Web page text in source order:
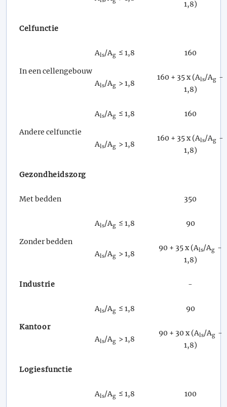
1,8)
Celfunctie
In een cellengebouw
Als/Ag≤ 1,8 160
Als/Ag> 1,8
160 + 35 x (Als/Ag-
1,8)
Andere celfunctie
Als/Ag≤ 1,8 160
Als/Ag> 1,8
160 + 35 x (Als/Ag-
1,8)
Gezondheidszorg
Met bedden 350
Zonder bedden
Als/Ag≤ 1,8 90
Als/Ag> 1,8
90 + 35 x (Als/Ag-
1,8)
Industrie -
Kantoor
Als/Ag≤ 1,8 90
Als/Ag> 1,8
90 + 30 x (Als/Ag-
1,8)
Logiesfunctie
Als/Ag≤ 1,8 100